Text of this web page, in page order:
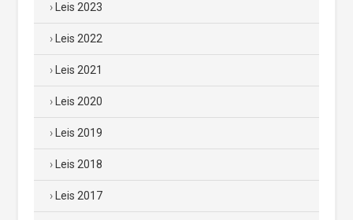
Leis 2023
Leis 2022
Leis 2021
Leis 2020
Leis 2019
Leis 2018
Leis 2017